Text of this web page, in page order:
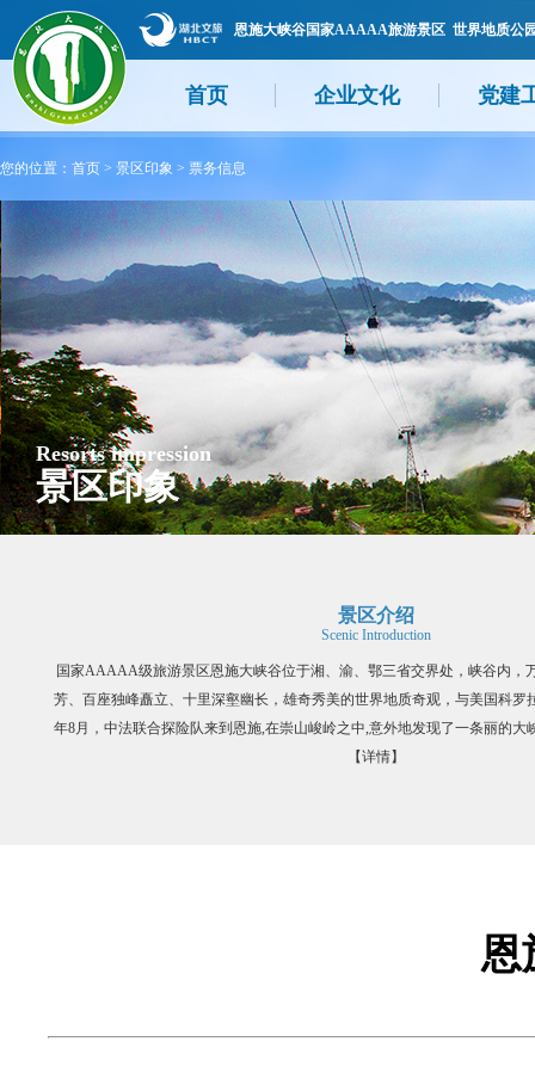
恩施大峡谷国家AAAAA旅游景区 世界地质公
首页 企业文化 党建
您的位置： 首页 > 景区印象 > 票务信息
Resorts impression
景区印象
景区介绍
Scenic Introduction
国家AAAAA级旅游景区恩施大峡谷位于湘、渝、鄂三省交界处，峡谷内，
芳、百座独峰矗立、十里深壑幽长，雄奇秀美的世界地质奇观，与美国科罗
年8月，中法联合探险队来到恩施,在崇山峻岭之中,意外地发现了一条丽的大
【详情】
恩